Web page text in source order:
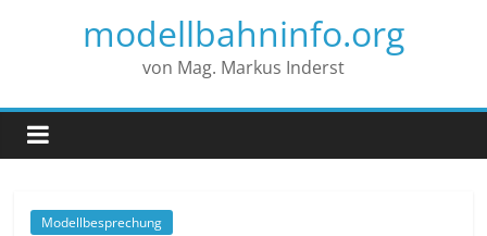
modellbahninfo.org
von Mag. Markus Inderst
Modellbesprechung